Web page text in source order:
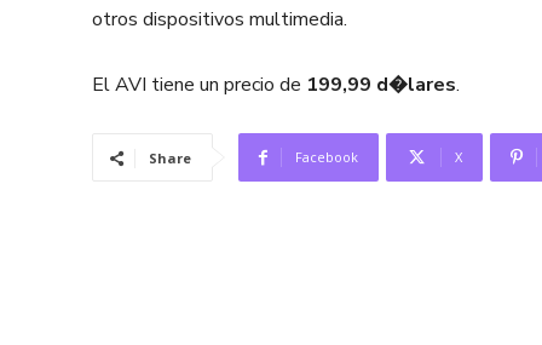
otros dispositivos multimedia.
El AVI tiene un precio de 199,99 d�lares.
Share Facebook X